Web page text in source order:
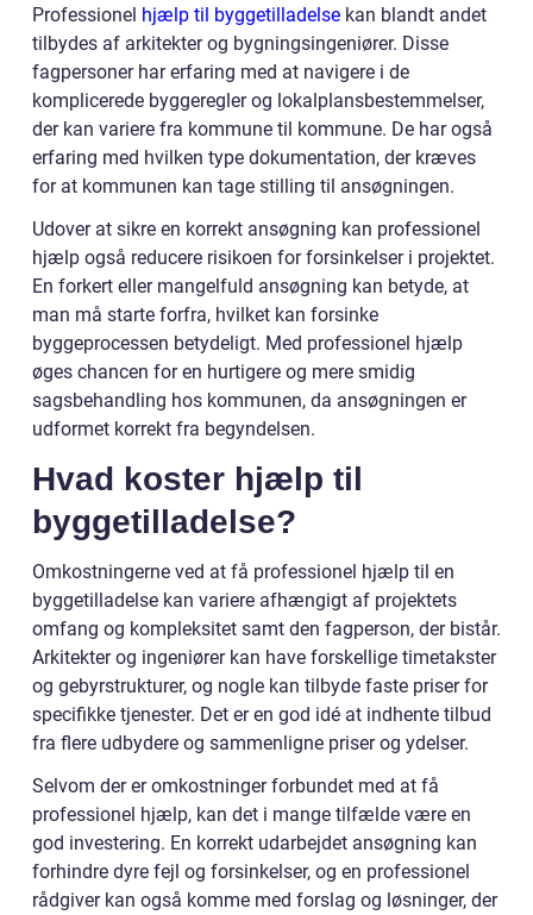
Professionel hjælp til byggetilladelse kan blandt andet
tilbydes af arkitekter og bygningsingeniører. Disse
fagpersoner har erfaring med at navigere i de
komplicerede byggeregler og lokalplansbestemmelser,
der kan variere fra kommune til kommune. De har også
erfaring med hvilken type dokumentation, der kræves
for at kommunen kan tage stilling til ansøgningen.
Udover at sikre en korrekt ansøgning kan professionel
hjælp også reducere risikoen for forsinkelser i projektet.
En forkert eller mangelfuld ansøgning kan betyde, at
man må starte forfra, hvilket kan forsinke
byggeprocessen betydeligt. Med professionel hjælp
øges chancen for en hurtigere og mere smidig
sagsbehandling hos kommunen, da ansøgningen er
udformet korrekt fra begyndelsen.
Hvad koster hjælp til
byggetilladelse?
Omkostningerne ved at få professionel hjælp til en
byggetilladelse kan variere afhængigt af projektets
omfang og kompleksitet samt den fagperson, der bistår.
Arkitekter og ingeniører kan have forskellige timetakster
og gebyrstrukturer, og nogle kan tilbyde faste priser for
specifikke tjenester. Det er en god idé at indhente tilbud
fra flere udbydere og sammenligne priser og ydelser.
Selvom der er omkostninger forbundet med at få
professionel hjælp, kan det i mange tilfælde være en
god investering. En korrekt udarbejdet ansøgning kan
forhindre dyre fejl og forsinkelser, og en professionel
rådgiver kan også komme med forslag og løsninger, der